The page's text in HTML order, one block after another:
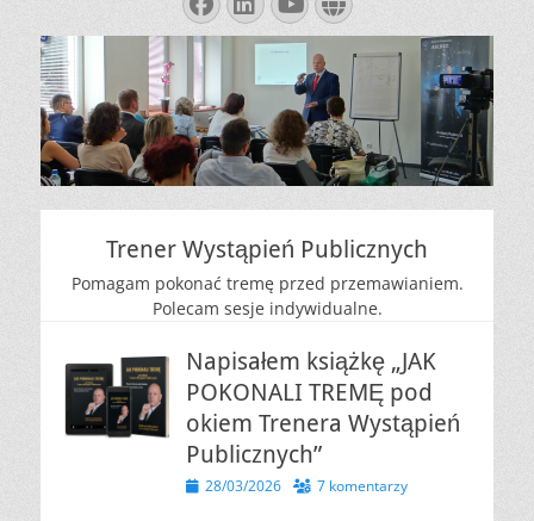
Trener Wystąpień Publicznych
Pomagam pokonać tremę przed przemawianiem.
Polecam sesje indywidualne.
Napisałem książkę „JAK
POKONALI TREMĘ pod
okiem Trenera Wystąpień
Publicznych”
Opublikowano
28/03/2026 7 komentarzy